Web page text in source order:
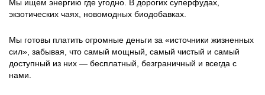
Мы ищем энергию где угодно. В дорогих суперфудах,
экзотических чаях, новомодных биодобавках.
Мы готовы платить огромные деньги за «источники жизненных
сил», забывая, что самый мощный, самый чистый и самый
доступный из них — бесплатный, безграничный и всегда с
нами.